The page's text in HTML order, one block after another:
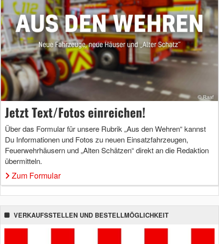
Jetzt Text/Fotos einreichen!
Über das Formular für unsere Rubrik „Aus den Wehren“ kannst
Du Informationen und Fotos zu neuen Einsatzfahrzeugen,
Feuerwehrhäusern und „Alten Schätzen“ direkt an die Redaktion
übermitteln.
Zum Formular
VERKAUFSSTELLEN UND BESTELLMÖGLICHKEIT